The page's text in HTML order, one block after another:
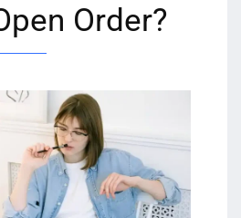
Order?